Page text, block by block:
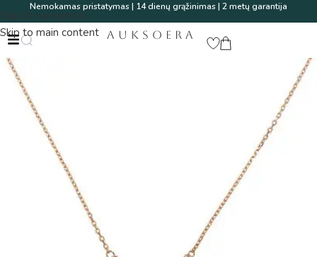
Skip to navigation
Skip to main content
Nemokamas pristatymas | 14 dienų grąžinimas | 2 metų garantija
AUKSOERA